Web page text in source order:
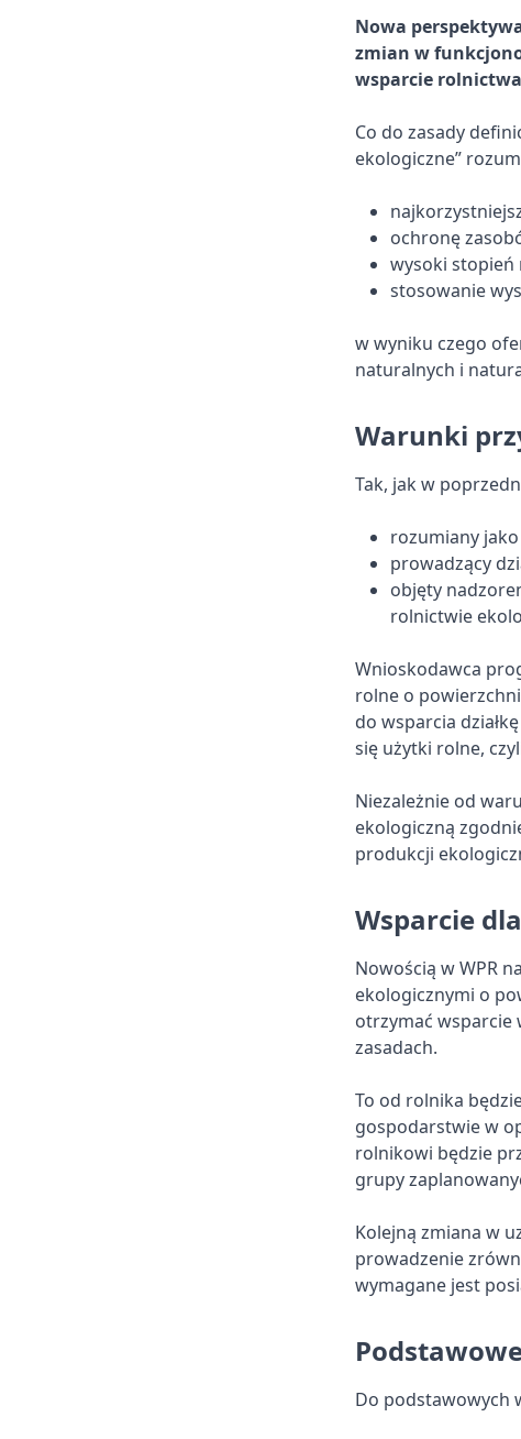
Nowa
zmian w
wsparcie
Co do zasady
ekologiczne”
ochronę
wysoki
stosowanie
w wyniku czego
naturalnych i
Warunki
Tak, jak w
rozumiany
prowadzący
objęty
rolnictwie
Wnioskodawca
rolne o
do wsparcia
się użytki rolne,
Niezależnie od
ekologiczną
produkcji
Wsparcie
Nowością w WPR
ekologicznymi o
otrzymać wsparcie
zasadach.
To od rolnika
gospodarstwie w
rolnikowi będzie
grupy
Kolejną zmiana w
prowadzenie
wymagane jest
Do podstawowych